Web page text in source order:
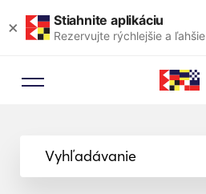
× Stiahnite aplikáciu
Rezervujte rýchlejšie a ľahšie
Vyhľadávanie